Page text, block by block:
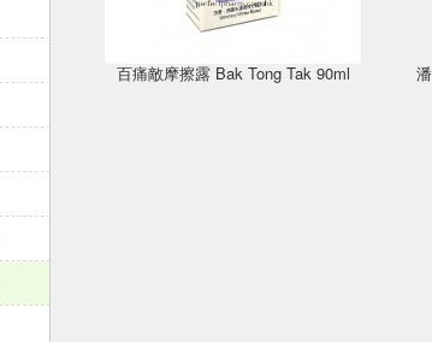
百痛敵摩擦露 Bak Tong Tak 90ml